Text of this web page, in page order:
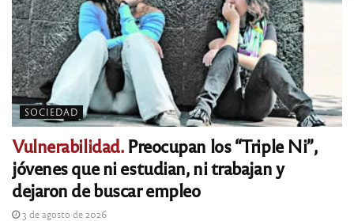
SOCIEDAD
Vulnerabilidad.Preocupan los “Triple Ni”,
jóvenes que ni estudian, ni trabajan y
dejaron de buscar empleo
3 de agosto de 2026